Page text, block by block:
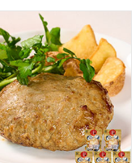
しいお取り寄せ】
金格ヤケテルハンバ